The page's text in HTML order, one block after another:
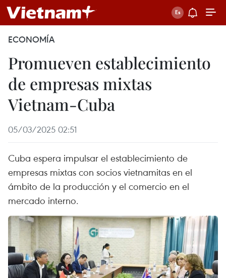
ECONOMÍA
Promueven establecimiento
de empresas mixtas
Vietnam-Cuba
05/03/2025 02:51
Cuba espera impulsar el establecimiento de
empresas mixtas con socios vietnamitas en el
ámbito de la producción y el comercio en el
mercado interno.